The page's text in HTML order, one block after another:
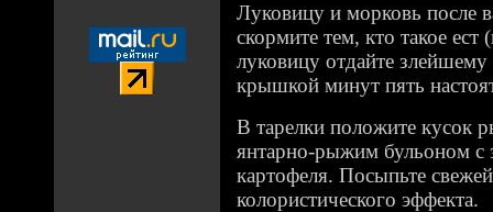
Луковицу и морковь после
скормите тем, кто такое ест
луковицу отдайте
крышкой минут пять
В тарелки положите кусок
янтарно-рыжим бульоном с
картофеля. Посыпьте
колористического эффекта.